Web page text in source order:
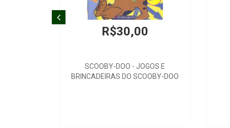
R$30,00
SCOOBY-DOO - JOGOS E
BRINCADEIRAS DO SCOOBY-DOO